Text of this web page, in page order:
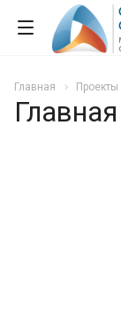
Главная Проекты
Главная